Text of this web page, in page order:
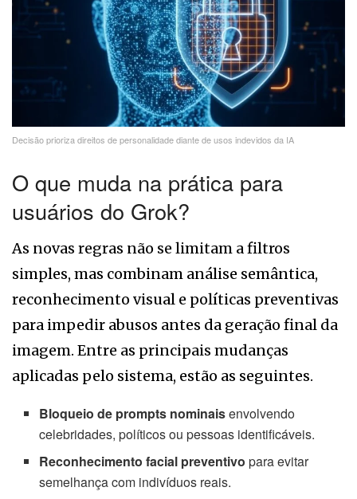
Decisão prioriza direitos de personalidade diante de usos indevidos da IA
O que muda na prática para
usuários do Grok?
As novas regras não se limitam a filtros
simples, mas combinam análise semântica,
reconhecimento visual e políticas preventivas
para impedir abusos antes da geração final da
imagem. Entre as principais mudanças
aplicadas pelo sistema, estão as seguintes.
Bloqueio de prompts nominaisenvolvendo
celebridades, políticos ou pessoas identificáveis.
Reconhecimento facial preventivo para evitar
semelhança com indivíduos reais.